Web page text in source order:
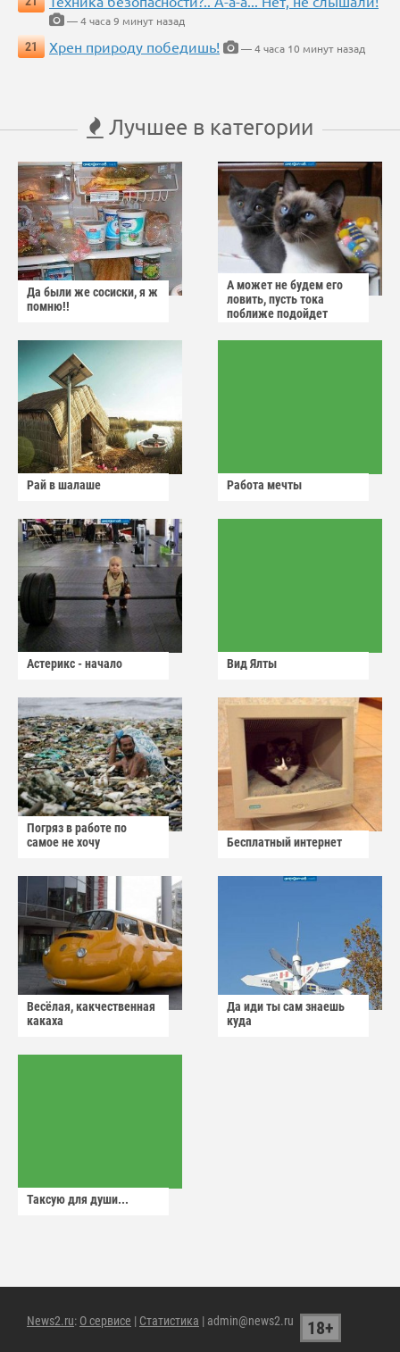
— 4 часа 9 минут назад
21
Хрен природу победишь! — 4 часа 10 минут назад
Лучшее в категории
Да были же сосиски, я ж
помню!!
А может не будем его
ловить, пусть тока
поближе подойдет
Рай в шалаше Работа мечты
Астерикс - начало Вид Ялты
Погряз в работе по
самое не хочу
Бесплатный интернет
Весёлая, какчественная
какаха
Да иди ты сам знаешь
куда
Таксую для души...
News2.ru: О сервисе | Статистика | admin@news2.ru 18+